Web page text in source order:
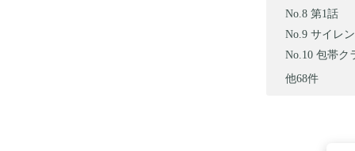
第1話
サイレ
包帯ク
他68件